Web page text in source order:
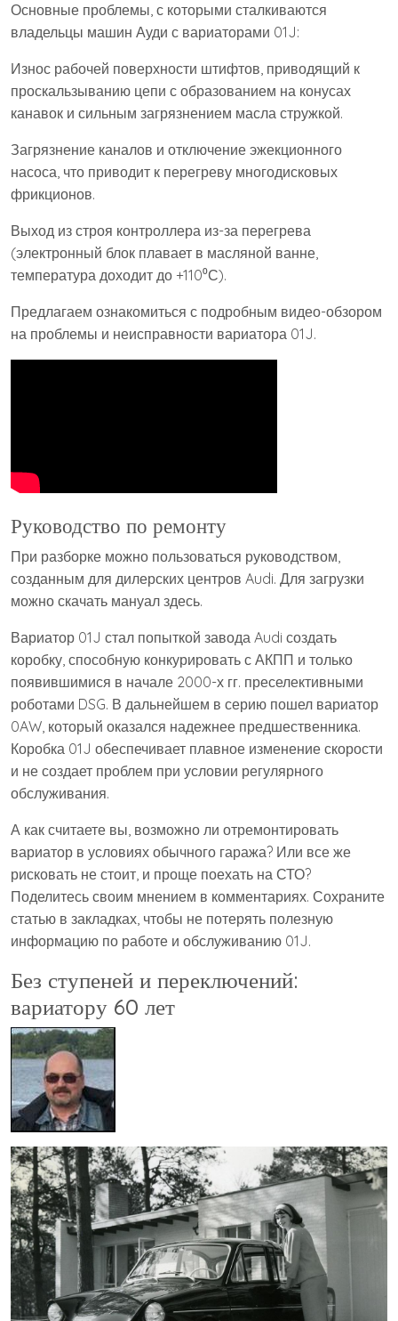
Основные проблемы, с которыми сталкиваются
владельцы машин Ауди с вариаторами 01J:
Износ рабочей поверхности штифтов, приводящий к
проскальзыванию цепи с образованием на конусах
канавок и сильным загрязнением масла стружкой.
Загрязнение каналов и отключение эжекционного
насоса, что приводит к перегреву многодисковых
фрикционов.
Выход из строя контроллера из-за перегрева
(электронный блок плавает в масляной ванне,
температура доходит до +110⁰С).
Предлагаем ознакомиться с подробным видео-обзором
на проблемы и неисправности вариатора 01J.
Руководство по ремонту
При разборке можно пользоваться руководством,
созданным для дилерских центров Audi. Для загрузки
можно скачать мануал здесь.
Вариатор 01J стал попыткой завода Audi создать
коробку, способную конкурировать с АКПП и только
появившимися в начале 2000-х гг. преселективными
роботами DSG. В дальнейшем в серию пошел вариатор
0AW, который оказался надежнее предшественника.
Коробка 01J обеспечивает плавное изменение скорости
и не создает проблем при условии регулярного
обслуживания.
А как считаете вы, возможно ли отремонтировать
вариатор в условиях обычного гаража? Или все же
рисковать не стоит, и проще поехать на СТО?
Поделитесь своим мнением в комментариях. Сохраните
статью в закладках, чтобы не потерять полезную
информацию по работе и обслуживанию 01J.
Без ступеней и переключений:
вариатору 60 лет